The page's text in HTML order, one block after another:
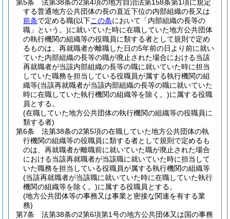
第5条
法第38条の2第4項の地方自治法第158条第1項に規定
する普通地方公共団体の長の直近下位の内部組織の長又は
前条で定める職(以下この条において「内部組織の長等の
職」という。)に就いていた時に在職していた地方公共団体
の執行機関の組織等の役職員に類する者として規則で定め
るものは、再就職者が離職した日の5年前の日より前に就い
ていた内部組織の長等の職が廃止された場合における当該
再就職者が当該内部組織の長等の職に就いていた時に担当
していた職務を担当している役職員が属する執行機関の組
織等(当該再就職者が当該内部組織の長等の職に就いていた
時に在職していた執行機関の組織等を除く。)に属する役職
員とする。
(在職していた地方公共団体の執行機関の組織等の役職員に
類する者)
第6条
法第38条の2第5項の在職していた地方公共団体の執
行機関の組織等の役職員に類する者として規則で定めるも
のは、再就職者が離職前に就いていた職が廃止された場合
における当該再就職者が当該職に就いていた時に担当して
いた職務を担当している役職員が属する執行機関の組織等
(当該再就職者が当該職に就いていた時に在職していた執行
機関の組織等を除く。)に属する役職員とする。
(地方公共団体等の事務又は事業と密接な関連を有する業
務)
第7条
法第38条の2第6項第1号の地方公共団体又は国の事務